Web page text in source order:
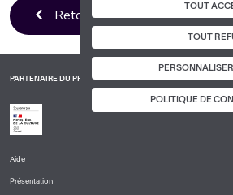
TOUT
TOUT
POLITIQUE DE
Retour à la liste
PARTENAIRE DU PROJET
DE
Aide
Présentation